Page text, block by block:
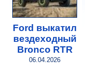
Ford выкатил
вездеходный
Bronco RTR
06.04.2026